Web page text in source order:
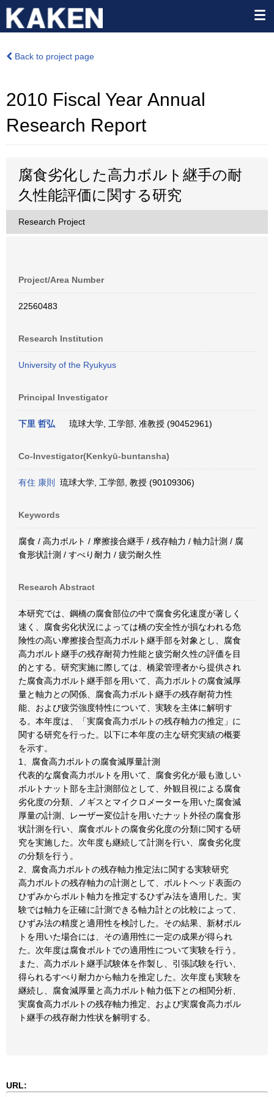
Back to project page
2010 Fiscal Year Annual
Research Report
腐食劣化した高力ボルト継手の耐
久性能評価に関する研究
Research Project
Project/Area Number
22560483
Research Institution
University of the Ryukyus
Principal Investigator
下里 哲弘 琉球大学, 工学部, 准教授 (90452961)
Co-Investigator(Kenkyū-buntansha)
有住 康則 琉球大学, 工学部, 教授 (90109306)
Keywords
腐食 / 高力ボルト / 摩擦接合継手 / 残存軸力 / 軸力計測 / 腐
食形状計測 / すべり耐力 / 疲労耐久性
Research Abstract
本研究では、鋼橋の腐食部位の中で腐食劣化速度が著しく
速く、腐食劣化状況によっては橋の安全性が損なわれる危
険性の高い摩擦接合型高力ボルト継手部を対象とし、腐食
高力ボルト継手の残存耐荷力性能と疲労耐久性の評価を目
的とする。研究実施に際しては、橋梁管理者から提供され
た腐食高力ボルト継手部を用いて、高力ボルトの腐食減厚
量と軸力との関係、腐食高力ボルト継手の残存耐荷力性
能、および疲労強度特性について、実験を主体に解明す
る。本年度は、「実腐食高力ボルトの残存軸力の推定」に
関する研究を行った。以下に本年度の主な研究実績の概要
を示す。
1、腐食高力ボルトの腐食減厚量計測
代表的な腐食高力ボルトを用いて、腐食劣化が最も激しい
ボルトナット部を主計測部位として、外観目視による腐食
劣化度の分類、ノギスとマイクロメーターを用いた腐食減
厚量の計測、レーザー変位計を用いたナット外径の腐食形
状計測を行い、腐食ボルトの腐食劣化度の分類に関する研
究を実施した。次年度も継続して計測を行い、腐食劣化度
の分類を行う。
2、腐食高力ボルトの残存軸力推定法に関する実験研究
高力ボルトの残存軸力の計測として、ボルトヘッド表面の
ひずみからボルト軸力を推定するひずみ法を適用した。実
験では軸力を正確に計測できる軸力計との比較によって、
ひずみ法の精度と適用性を検討した。その結果、新材ボル
トを用いた場合には、その適用性に一定の成果が得られ
た。次年度は腐食ボルトでの適用性について実験を行う。
また、高力ボルト継手試験体を作製し、引張試験を行い、
得られるすべり耐力から軸力を推定した。次年度も実験を
継続し、腐食減厚量と高力ボルト軸力低下との相関分析、
実腐食高力ボルトの残存軸力推定、および実腐食高力ボル
ト継手の残存耐力性状を解明する。
URL: